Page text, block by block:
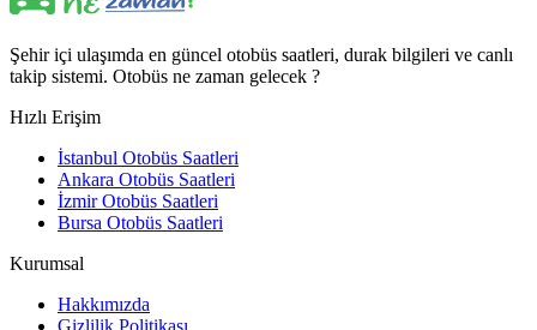
Şehir içi ulaşımda en güncel otobüs saatleri, durak bilgileri ve canlı
takip sistemi. Otobüs ne zaman gelecek ?
Hızlı Erişim
İstanbul Otobüs Saatleri
Ankara Otobüs Saatleri
İzmir Otobüs Saatleri
Bursa Otobüs Saatleri
Kurumsal
Hakkımızda